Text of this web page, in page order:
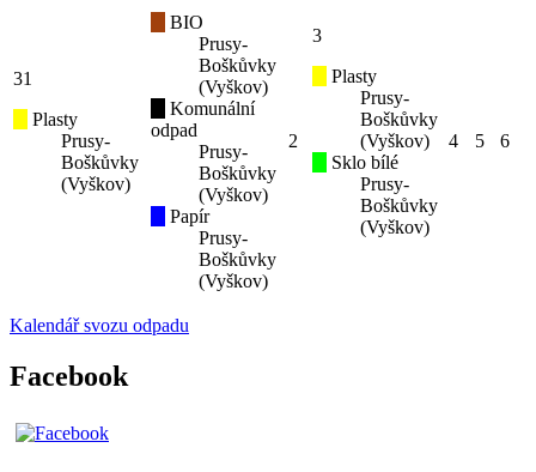
31
Plasty
Prusy-
Boškůvky
(Vyškov)
BIO
Prusy-
Boškůvky
(Vyškov)
Komunální
odpad
Prusy-
Boškůvky
(Vyškov)
Papír
Prusy-
Boškůvky
(Vyškov)
2
3
Plasty
Prusy-
Boškůvky
(Vyškov)
Sklo bílé
Prusy-
Boškůvky
(Vyškov)
4 5 6
Kalendář svozu odpadu
Facebook